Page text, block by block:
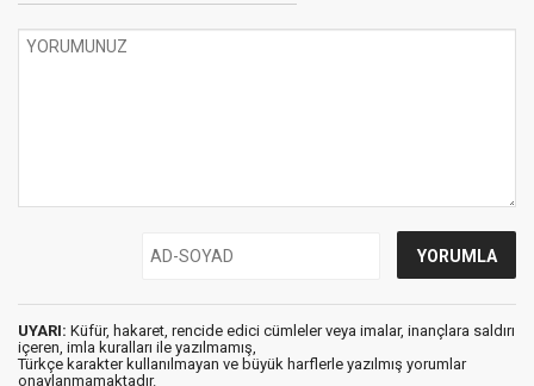
UYARI: Küfür, hakaret, rencide edici cümleler veya imalar, inançlara saldırı
içeren, imla kuralları ile yazılmamış,
Türkçe karakter kullanılmayan ve büyük harflerle yazılmış yorumlar
onaylanmamaktadır.